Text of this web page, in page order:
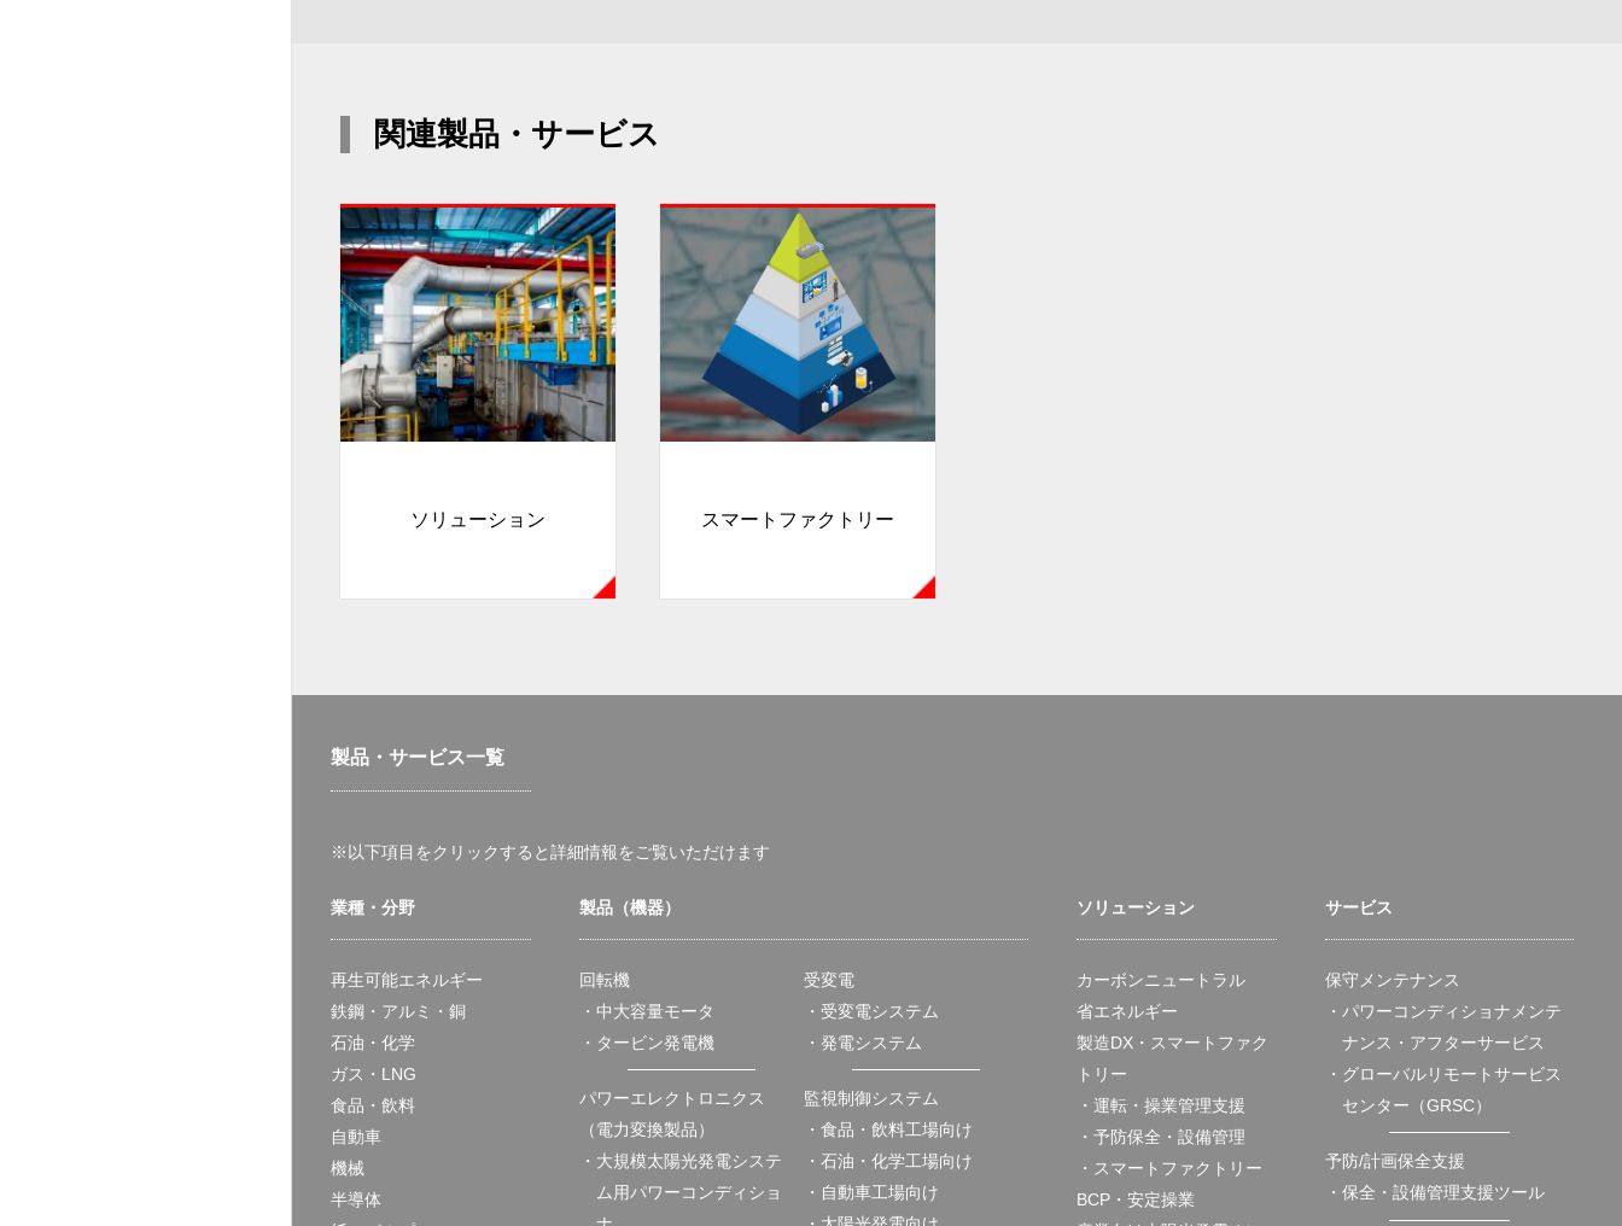
関連製品・サービス
ソリューション スマートファクトリー
製品・サービス一覧
※以下項目をクリックすると詳細情報をご覧いただけます
業種・分野
再生可能エネルギー
鉄鋼・アルミ・銅
石油・化学
ガス・LNG
食品・飲料
自動車
機械
半導体
製品（機器）
回転機
・中大容量モータ
・タービン発電機
パワーエレクトロニクス
（電力変換製品）
・大規模太陽光発電システ
ム用パワーコンディショ
受変電
・受変電システム
・発電システム
監視制御システム
・食品・飲料工場向け
・石油・化学工場向け
・自動車工場向け
ソリューション
カーボンニュートラル
省エネルギー
製造DX・スマートファク
トリー
・運転・操業管理支援
・予防保全・設備管理
・スマートファクトリー
BCP・安定操業
サービス
保守メンテナンス
・パワーコンディショナメンテ
ナンス・アフターサービス
・グローバルリモートサービス
センター（GRSC）
予防/計画保全支援
・保全・設備管理支援ツール